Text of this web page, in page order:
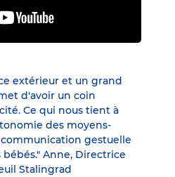
extérieur et un grand
d'avoir un coin
Ce qui nous tient à
des moyens-
gestuelle
bébés." Anne, Directrice
Stalingrad